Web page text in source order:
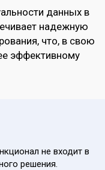
данных в
надежную
что, в свою
эффективному
не входит в
решения.